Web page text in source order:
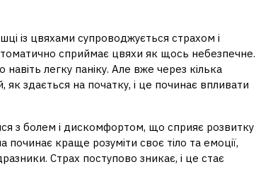
із цвяхами супроводжується страхом і
сприймає цвяхи як щось небезпечне.
легку паніку. Але вже через кілька
здається на початку, і це починає впливати
з болем і дискомфортом, що сприяє розвитку
краще розуміти своє тіло та емоції,
Страх поступово зникає, і це стає